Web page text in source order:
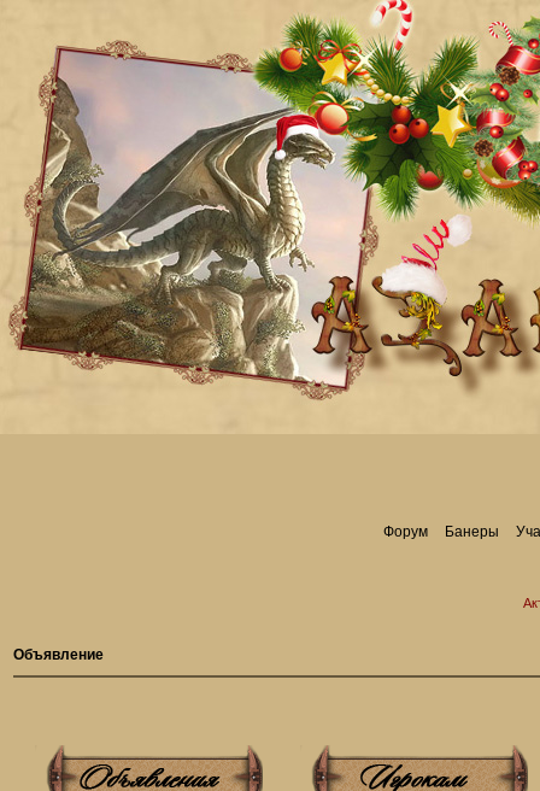
Форум Банеры
Объявление